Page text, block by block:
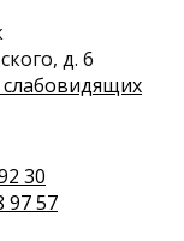
д. 6
слабовидящих
30
97 57